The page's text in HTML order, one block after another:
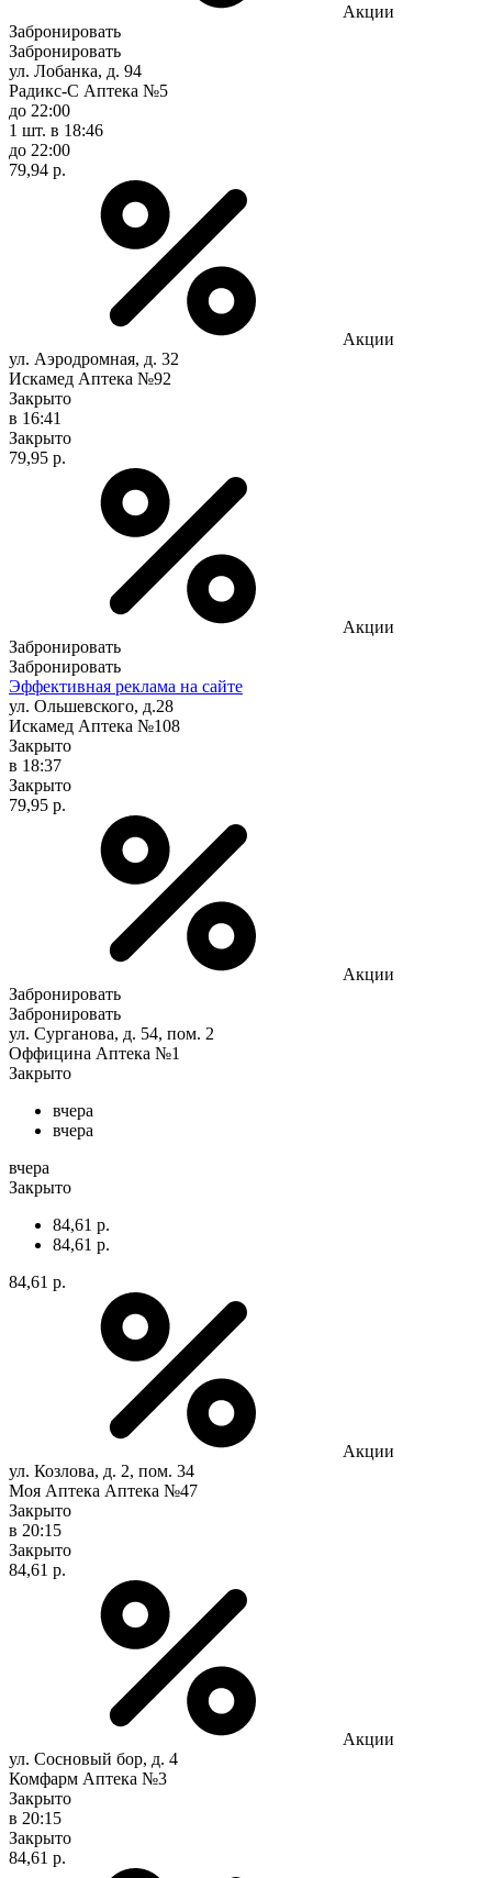
Акции
Забронировать
Забронировать
ул. Лобанка, д. 94
Радикс-С Аптека №5
до 22:00
1 шт. в 18:46
до 22:00
79,94 р.
Акции
ул. Аэродромная, д. 32
Искамед Аптека №92
Закрыто
в 16:41
Закрыто
79,95 р.
Акции
Забронировать
Забронировать
Эффективная реклама на сайте
ул. Ольшевского, д.28
Искамед Аптека №108
Закрыто
в 18:37
Закрыто
79,95 р.
Акции
Забронировать
Забронировать
ул. Сурганова, д. 54, пом. 2
Оффицина Аптека №1
Закрыто
вчера
вчера
вчера
Закрыто
84,61 р.
84,61 р.
84,61 р.
Акции
ул. Козлова, д. 2, пом. 34
Моя Аптека Аптека №47
Закрыто
в 20:15
Закрыто
84,61 р.
Акции
ул. Сосновый бор, д. 4
Комфарм Аптека №3
Закрыто
в 20:15
Закрыто
84,61 р.